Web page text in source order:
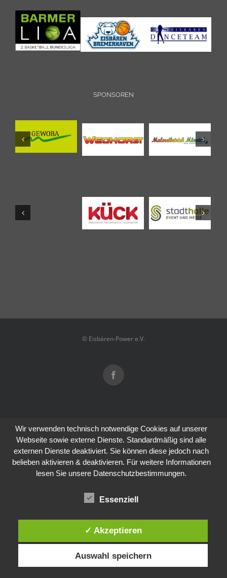
SPONSOREN
© Eisbären-Power e.V.
Wir verwenden technisch notwendige Cookies auf unserer
Webseite sowie externe Dienste. Standardmäßig sind alle
externen Dienste deaktiviert. Sie können diese jedoch nach
belieben aktivieren & deaktivieren. Für weitere Informationen
lesen Sie unsere Datenschutzbestimmungen.
Essenziell
✓ Akzeptieren
Auswahl speichern